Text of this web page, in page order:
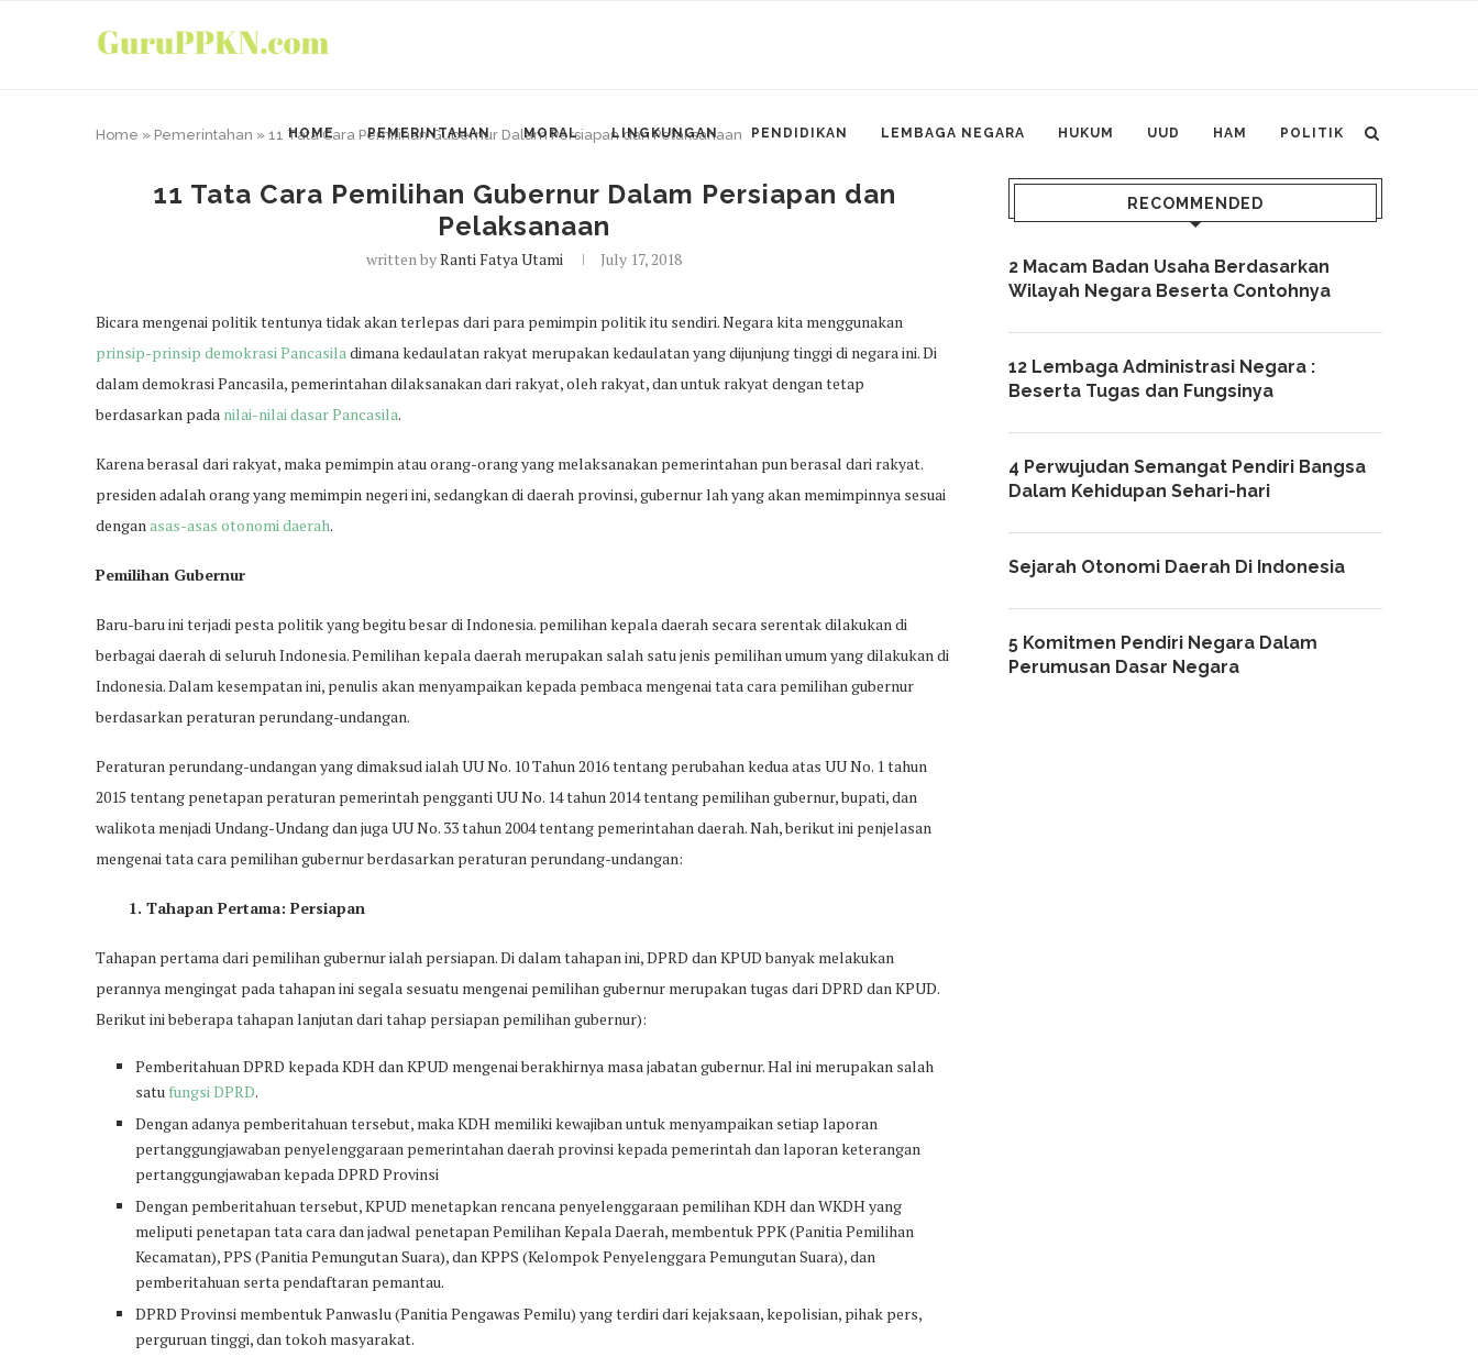
HOME PEMERINTAHAN MORAL LINGKUNGAN PENDIDIKAN LEMBAGA NEGARA HUKUM UUD HAM POLITIK
Home » Pemerintahan » 11 Tata Cara Pemilihan Gubernur Dalam Persiapan dan Pelaksanaan
11 Tata Cara Pemilihan Gubernur Dalam Persiapan dan
Pelaksanaan
written byRanti Fatya Utami July 17, 2018
Bicara mengenai politik tentunya tidak akan terlepas dari para pemimpin politik itu sendiri. Negara kita menggunakan
prinsip-prinsip demokrasi Pancasiladimana kedaulatan rakyat merupakan kedaulatan yang dijunjung tinggi di negara ini. Di
dalam demokrasi Pancasila, pemerintahan dilaksanakan dari rakyat, oleh rakyat, dan untuk rakyat dengan tetap
berdasarkan pada nilai-nilai dasar Pancasila.
Karena berasal dari rakyat, maka pemimpin atau orang-orang yang melaksanakan pemerintahan pun berasal dari rakyat.
presiden adalah orang yang memimpin negeri ini, sedangkan di daerah provinsi, gubernur lah yang akan memimpinnya sesuai
denganasas-asas otonomi daerah.
Pemilihan Gubernur
Baru-baru ini terjadi pesta politik yang begitu besar di Indonesia. pemilihan kepala daerah secara serentak dilakukan di
berbagai daerah di seluruh Indonesia. Pemilihan kepala daerah merupakan salah satu jenis pemilihan umum yang dilakukan di
Indonesia. Dalam kesempatan ini, penulis akan menyampaikan kepada pembaca mengenai tata cara pemilihan gubernur
berdasarkan peraturan perundang-undangan.
Peraturan perundang-undangan yang dimaksud ialah UU No. 10 Tahun 2016 tentang perubahan kedua atas UU No. 1 tahun
2015 tentang penetapan peraturan pemerintah pengganti UU No. 14 tahun 2014 tentang pemilihan gubernur, bupati, dan
walikota menjadi Undang-Undang dan juga UU No. 33 tahun 2004 tentang pemerintahan daerah. Nah, berikut ini penjelasan
mengenai tata cara pemilihan gubernur berdasarkan peraturan perundang-undangan:
1. Tahapan Pertama: Persiapan
Tahapan pertama dari pemilihan gubernur ialah persiapan. Di dalam tahapan ini, DPRD dan KPUD banyak melakukan
perannya mengingat pada tahapan ini segala sesuatu mengenai pemilihan gubernur merupakan tugas dari DPRD dan KPUD.
Berikut ini beberapa tahapan lanjutan dari tahap persiapan pemilihan gubernur):
Pemberitahuan DPRD kepada KDH dan KPUD mengenai berakhirnya masa jabatan gubernur. Hal ini merupakan salah
satu fungsi DPRD.
Dengan adanya pemberitahuan tersebut, maka KDH memiliki kewajiban untuk menyampaikan setiap laporan
pertanggungjawaban penyelenggaraan pemerintahan daerah provinsi kepada pemerintah dan laporan keterangan
pertanggungjawaban kepada DPRD Provinsi
Dengan pemberitahuan tersebut, KPUD menetapkan rencana penyelenggaraan pemilihan KDH dan WKDH yang
meliputi penetapan tata cara dan jadwal penetapan Pemilihan Kepala Daerah, membentuk PPK (Panitia Pemilihan
Kecamatan), PPS (Panitia Pemungutan Suara), dan KPPS (Kelompok Penyelenggara Pemungutan Suara), dan
pemberitahuan serta pendaftaran pemantau.
DPRD Provinsi membentuk Panwaslu (Panitia Pengawas Pemilu) yang terdiri dari kejaksaan, kepolisian, pihak pers,
perguruan tinggi, dan tokoh masyarakat.
RECOMMENDED
2 Macam Badan Usaha Berdasarkan
Wilayah Negara Beserta Contohnya
12 Lembaga Administrasi Negara :
Beserta Tugas dan Fungsinya
4 Perwujudan Semangat Pendiri Bangsa
Dalam Kehidupan Sehari-hari
Sejarah Otonomi Daerah Di Indonesia
5 Komitmen Pendiri Negara Dalam
Perumusan Dasar Negara